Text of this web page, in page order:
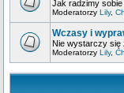
Jak radzimy
Moderatorzy Lily,
Wczasy i
Nie wystarczy się
Moderatorzy Lily,